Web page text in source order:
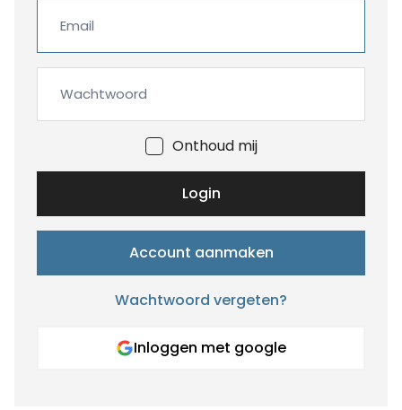
Onthoud mij
Login
Account aanmaken
Wachtwoord vergeten?
Inloggen met google